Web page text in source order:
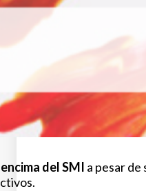
del SMI a pesar